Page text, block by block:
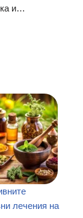
и…
лечения на